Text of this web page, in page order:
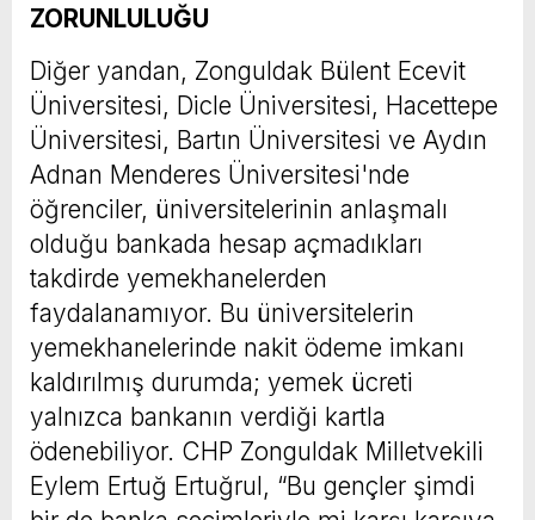
ZORUNLULUĞU
Diğer yandan, Zonguldak Bülent Ecevit
Üniversitesi, Dicle Üniversitesi, Hacettepe
Üniversitesi, Bartın Üniversitesi ve Aydın
Adnan Menderes Üniversitesi'nde
öğrenciler, üniversitelerinin anlaşmalı
olduğu bankada hesap açmadıkları
takdirde yemekhanelerden
faydalanamıyor. Bu üniversitelerin
yemekhanelerinde nakit ödeme imkanı
kaldırılmış durumda; yemek ücreti
yalnızca bankanın verdiği kartla
ödenebiliyor. CHP Zonguldak Milletvekili
Eylem Ertuğ Ertuğrul, “Bu gençler şimdi